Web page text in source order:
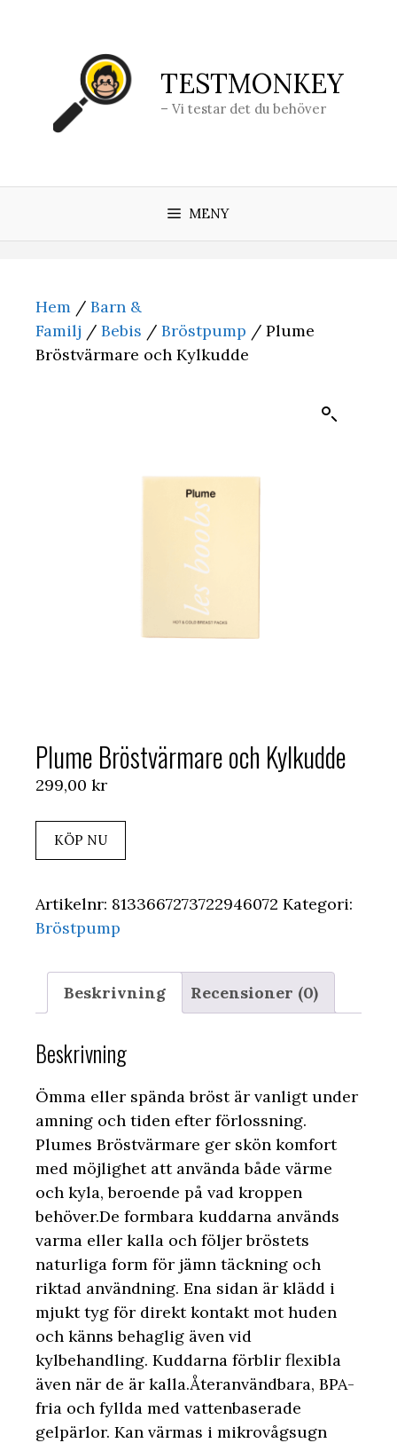
TESTMONKEY
– Vi testar det du behöver
MENY
Hem / Barn &
Familj / Bebis / Bröstpump / Plume
Bröstvärmare och Kylkudde
Plume Bröstvärmare och Kylkudde
299,00 kr
KÖP NU
Artikelnr: 8133667273722946072 Kategori:
Bröstpump
Beskrivning Recensioner (0)
Beskrivning
Ömma eller spända bröst är vanligt under
amning och tiden efter förlossning.
Plumes Bröstvärmare ger skön komfort
med möjlighet att använda både värme
och kyla, beroende på vad kroppen
behöver.De formbara kuddarna används
varma eller kalla och följer bröstets
naturliga form för jämn täckning och
riktad användning. Ena sidan är klädd i
mjukt tyg för direkt kontakt mot huden
och känns behaglig även vid
kylbehandling. Kuddarna förblir flexibla
även när de är kalla.Återanvändbara, BPA-
fria och fyllda med vattenbaserade
gelpärlor. Kan värmas i mikrovågsugn